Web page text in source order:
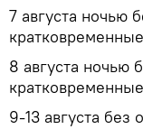
7 августа ночью
8 августа ночью
9-13 августа без